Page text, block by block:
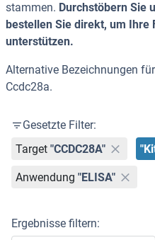
stammen. Durchstöbern Sie
bestellen Sie direkt, um Ihre
unterstützen.
Alternative Bezeichnungen
Ccdc28a.
Gesetzte Filter:
Target "CCDC28A"
Anwendung "ELISA"
Ergebnisse filtern: